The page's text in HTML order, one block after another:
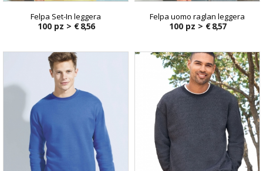
Felpa Set-In leggera
100 pz > € 8,56
Felpa uomo raglan leggera
100 pz > € 8,57